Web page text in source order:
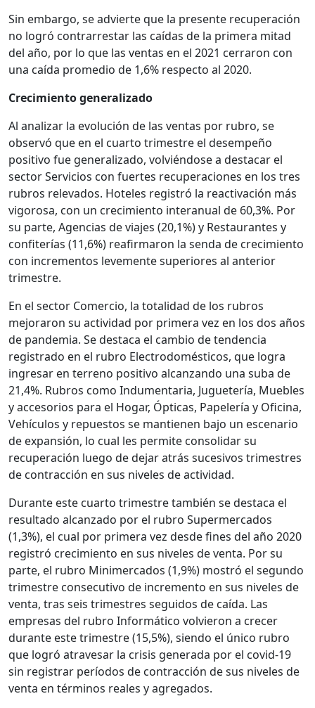
Sin embargo, se advierte que la presente recuperación
no logró contrarrestar las caídas de la primera mitad
del año, por lo que las ventas en el 2021 cerraron con
una caída promedio de 1,6% respecto al 2020.
Crecimiento generalizado
Al analizar la evolución de las ventas por rubro, se
observó que en el cuarto trimestre el desempeño
positivo fue generalizado, volviéndose a destacar el
sector Servicios con fuertes recuperaciones en los tres
rubros relevados. Hoteles registró la reactivación más
vigorosa, con un crecimiento interanual de 60,3%. Por
su parte, Agencias de viajes (20,1%) y Restaurantes y
confiterías (11,6%) reafirmaron la senda de crecimiento
con incrementos levemente superiores al anterior
trimestre.
En el sector Comercio, la totalidad de los rubros
mejoraron su actividad por primera vez en los dos años
de pandemia. Se destaca el cambio de tendencia
registrado en el rubro Electrodomésticos, que logra
ingresar en terreno positivo alcanzando una suba de
21,4%. Rubros como Indumentaria, Juguetería, Muebles
y accesorios para el Hogar, Ópticas, Papelería y Oficina,
Vehículos y repuestos se mantienen bajo un escenario
de expansión, lo cual les permite consolidar su
recuperación luego de dejar atrás sucesivos trimestres
de contracción en sus niveles de actividad.
Durante este cuarto trimestre también se destaca el
resultado alcanzado por el rubro Supermercados
(1,3%), el cual por primera vez desde fines del año 2020
registró crecimiento en sus niveles de venta. Por su
parte, el rubro Minimercados (1,9%) mostró el segundo
trimestre consecutivo de incremento en sus niveles de
venta, tras seis trimestres seguidos de caída. Las
empresas del rubro Informático volvieron a crecer
durante este trimestre (15,5%), siendo el único rubro
que logró atravesar la crisis generada por el covid-19
sin registrar períodos de contracción de sus niveles de
venta en términos reales y agregados.